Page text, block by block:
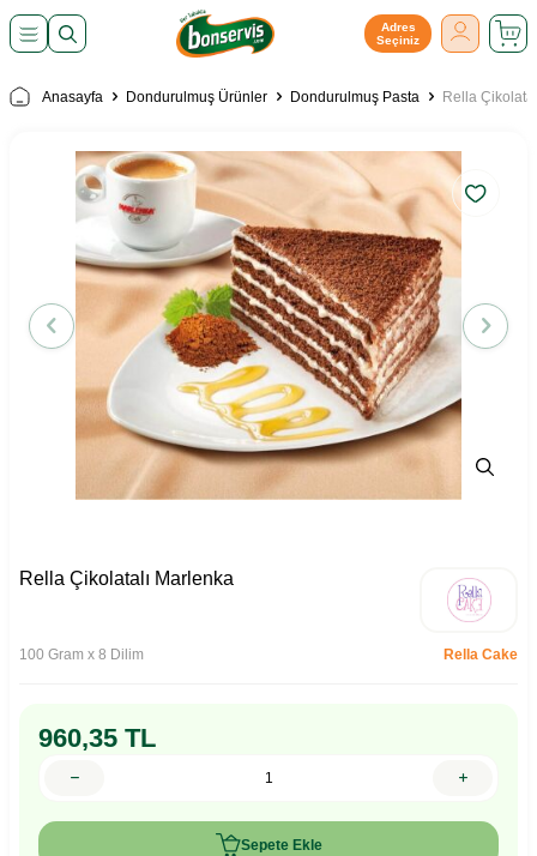
Adres
Seçiniz
Anasayfa Dondurulmuş Ürünler Dondurulmuş Pasta Rella
Rella Çikolatalı Marlenka
100 Gram x 8 Dilim Rella Cake
960,35 TL
Sepete Ekle